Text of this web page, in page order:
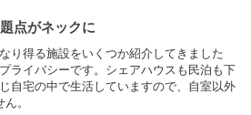
点がネックに
り得る施設をいくつか紹介してきました
ライバシーです。シェアハウスも民泊も下
自宅の中で生活していますので、自室以外
。